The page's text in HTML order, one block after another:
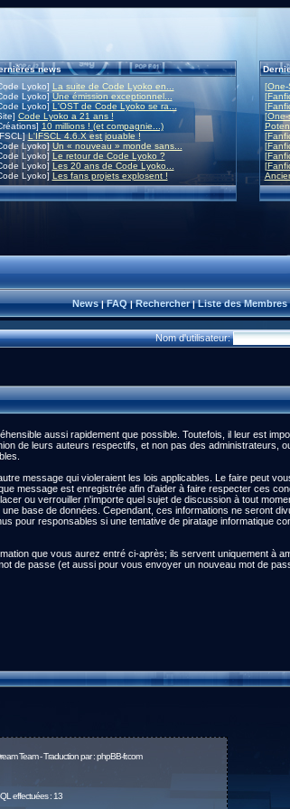
news
Lyoko] La suite de Code Lyoko en...
Lyoko]Une émission exceptionnel...
Lyoko] L'OST de Code Lyoko se ra...
Code Lyoko a 21 ans !
10 millions ! (et compagnie...)
L'IFSCL 4.6.X est jouable !
Lyoko] Un « nouveau » monde sans...
Lyoko] Le retour de Code Lyoko ?
Lyoko] Les 20 ans de Code Lyoko...
Lyoko] Les fans projets explosent !
[One-
[One-
News|FAQ|Rechercher|Liste des Membres
Nom d'utilisateur:
aussi rapidement que possible. Toutefois, il leur est
de leurs auteurs respectifs, et non pas des administrateurs,
message qui violeraient les lois applicables. Le faire peut
message est enregistrée afin d'aider à faire respecter ces
ou verrouiller n'importe quel sujet de discussion à tout
base de données. Cependant, ces informations ne seront
pour responsables si une tentative de piratage informatique
que vous aurez entré ci-après; ils servent uniquement à
de passe (et aussi pour vous envoyer un nouveau mot de
Team - Traduction par :phpBB-fr.com
effectuées : 13